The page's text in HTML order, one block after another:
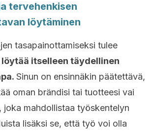
tervehenkisen
löytäminen
tasapainottamiseksi tulee
löytää itselleen täydellinen
Sinun on ensinnäkin päätettävä,
oman brändisi tai tuotteesi vai
joka mahdollistaa työskentelyn
lisäksi se, että työ voi olla